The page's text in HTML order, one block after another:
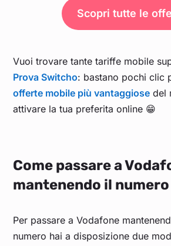
Scopri tutte le
Vuoi trovare tante tariffe mobile
Prova Switcho: bastano pochi clic
offerte mobile più vantaggiose del
attivare la tua preferita online 😁
Come passare a
mantenendo il numero
Per passare a Vodafone
numero hai a disposizione due